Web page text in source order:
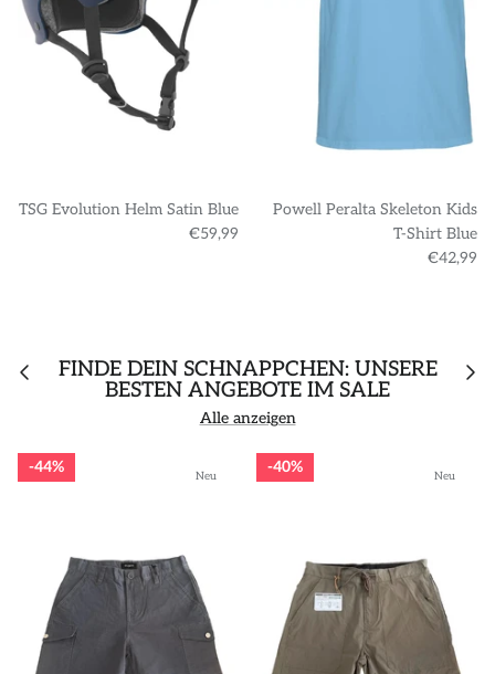
TSG Evolution Helm Satin Blue
€59,99
Powell Peralta Skeleton Kids
T-Shirt Blue
€42,99
FINDE DEIN SCHNÄPPCHEN: UNSERE
BESTEN ANGEBOTE IM SALE
Alle anzeigen
Neu
44% Neu
40%